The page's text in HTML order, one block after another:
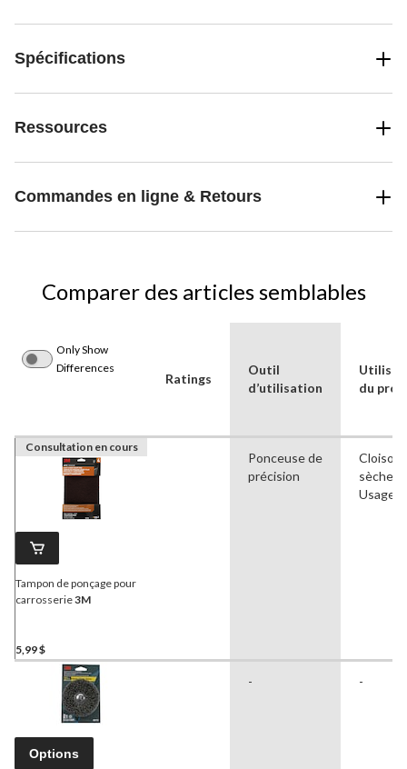
Spécifications
Ressources
Commandes en ligne & Retours
Comparer des articles semblables
Only Show
Differences
Ratings
Outil
d’utilisation
du
Consultation en cours
Tampon de ponçage pour
carrosserie3M
5,99 $
Ponceuse de
précision
Cloison
sèche,
Usage
Options
- -